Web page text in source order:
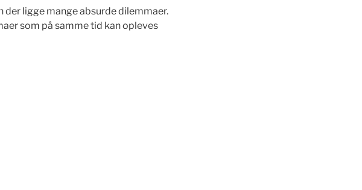
ligge mange absurde dilemmaer.
som på samme tid kan opleves